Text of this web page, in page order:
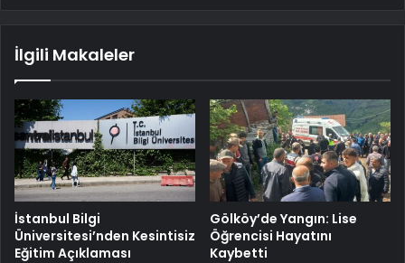
İlgili Makaleler
İstanbul Bilgi
Üniversitesi’nden Kesintisiz
Eğitim Açıklaması
Gölköy’de Yangın: Lise
Öğrencisi Hayatını
Kaybetti